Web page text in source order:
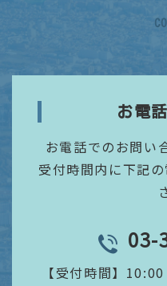
お電
お電話でのお問い
受付時間内に下記
03-
【受付時間】 10:00